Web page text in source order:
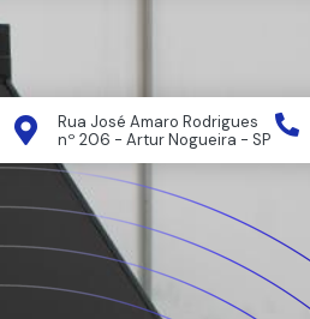
Rua José Amaro Rodrigues
nº 206 - Artur Nogueira - SP